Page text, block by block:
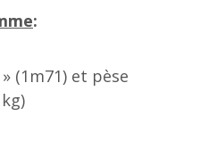
:
(1m71) et pèse